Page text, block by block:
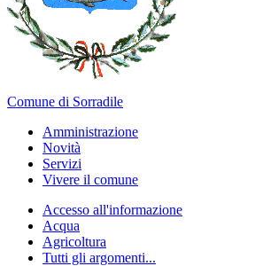
Comune di Sorradile
Amministrazione
Novità
Servizi
Vivere il comune
Accesso all'informazione
Acqua
Agricoltura
Tutti gli argomenti...